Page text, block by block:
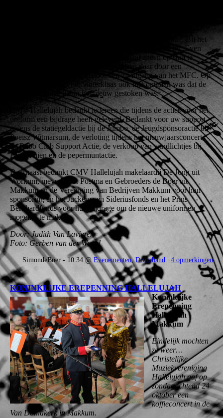
Goedheiligman verwelkomen in een gloednieuw tenue. Bij het
afmarcheren bij het MFC bleef het nog even spannend. Even
leek tambour-maître AP Poepjes helemaal alleen op stap te
moeten? Maar na hard roepen verscheen daar door een
rookgordijn de drumband door een zij-ingang van het MFC. Op
de haven bleek dat het Sinterklaas ook niet ontgaan was dat de
drumband helemaal in het nieuw gestoken was.
CMV Hallelujah bedankt iedereen die tijdens de acties voor het
uniform een bijdrage heeft geleverd. Bedankt voor uw support
tijdens de statiegeldactie bij de Jumbo, de Jeugdsponsoractie bij
Poeisz Witmarsum, de verloting tijdens het nieuwjaarsconcert,
de Rabo Club Support Actie, de verkoop van windlichtjes bij
BlomYnien en de pepermuntactie.
Daarnaast bedankt CMV Hallelujah makelaardij De Jong uit
Workum, mevrouw J. Postma en Gebroeders de Boer uit
Makkum en de Vereniging van Bedrijven Makkum voor hun
sponsoring en het Juckema en Sideriusfonds en het Prins
Bernhardfonds voor hun bijdrage om de nieuwe uniformen
mogelijk te maken.
Door: Judith Van Lavieren
Foto: Gerben van der Weerd
SimondeBoer - 10:34 @Evenementen,Drumband | 4 opmerkingen
KONINKLIJKE EREPENNING HALLELUJAH
Koninklijke
Erepenning
Hallelujah
Makkum
Eindelijk mochten
ze weer…
Christelijke
Muziekvereniging
Hallelujah gaf op
zondagochtend 24
oktober een
koffieconcert in de
Van Doniakerk in Makkum.